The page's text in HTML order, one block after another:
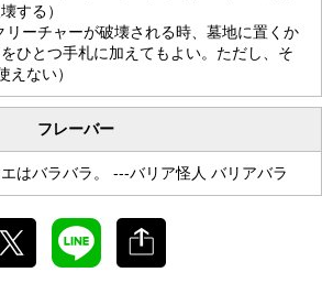
する）
リーチャーが破壊される時、墓地に置くか
ひとつ手札に加えてもよい。ただし、そ
えない）
フレーバー
はバラバラ。 ---バリア怪人 バリアバラ